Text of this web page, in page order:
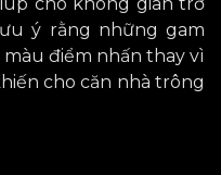
ý rằng những gam
điểm nhấn thay vì
cho căn nhà trông